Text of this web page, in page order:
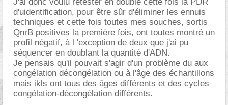
d'uidentification, pour être sûr d'éliminer les ennuis
techniques et cette fois toutes mes souches, sortis
QnrB positives la première fois, ont toutes montré un
profil négatif, à l 'exception de deux que j'ai pu
séquencer en doublant la quantité d'ADN.
Je pensais qu'il pouvait s'agir d'un problème du aux
congélation décongélation ou à l'âge des échantillons
mais ikls ont tous des âges différents et des cycles
congélation-décongélation différents.